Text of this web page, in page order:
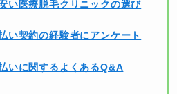
い医療脱毛クリニックの選び
い契約の経験者にアンケート
いに関するよくあるQ&A